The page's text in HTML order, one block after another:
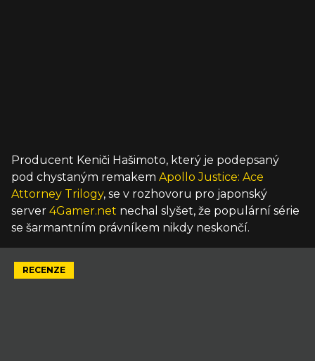
Producent Keniči Hašimoto, který je podepsaný
pod chystaným remakem Apollo Justice: Ace
Attorney Trilogy, se v rozhovoru pro japonský
server 4Gamer.net nechal slyšet, že populární série
se šarmantním právníkem nikdy neskončí.
RECENZE